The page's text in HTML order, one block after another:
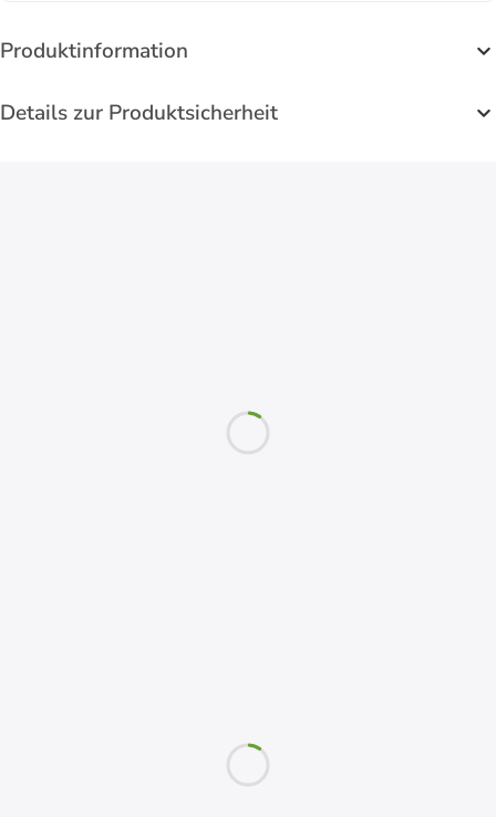
Produktinformation
Details zur Produktsicherheit